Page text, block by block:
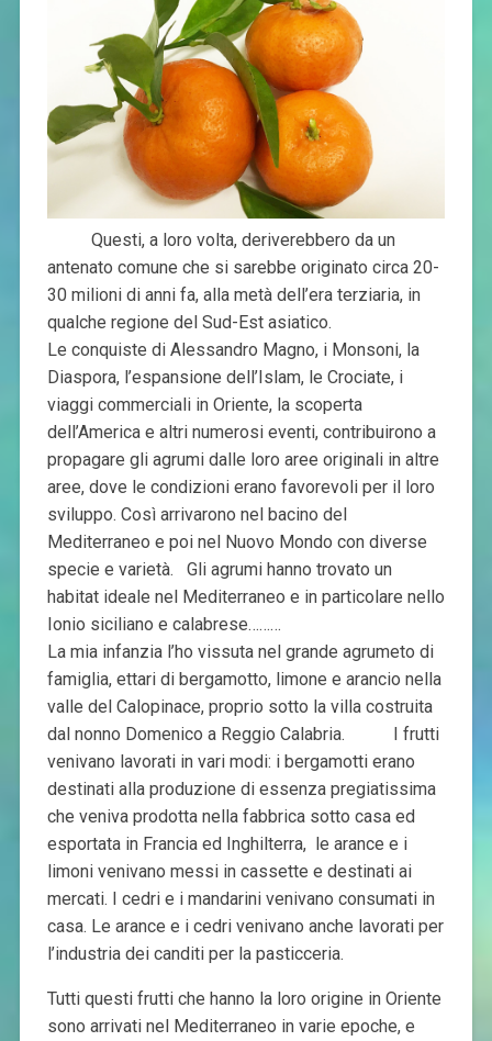
Questi, a loro volta, deriverebbero da un
antenato comune che si sarebbe originato circa 20-
30 milioni di anni fa, alla metà dell’era terziaria, in
qualche regione del Sud-Est asiatico.
Le conquiste di Alessandro Magno, i Monsoni, la
Diaspora, l’espansione dell’Islam, le Crociate, i
viaggi commerciali in Oriente, la scoperta
dell’America e altri numerosi eventi, contribuirono a
propagare gli agrumi dalle loro aree originali in altre
aree, dove le condizioni erano favorevoli per il loro
sviluppo. Così arrivarono nel bacino del
Mediterraneo e poi nel Nuovo Mondo con diverse
specie e varietà. Gli agrumi hanno trovato un
habitat ideale nel Mediterraneo e in particolare nello
Ionio siciliano e calabrese………
La mia infanzia l’ho vissuta nel grande agrumeto di
famiglia, ettari di bergamotto, limone e arancio nella
valle del Calopinace, proprio sotto la villa costruita
dal nonno Domenico a Reggio Calabria. I frutti
venivano lavorati in vari modi: i bergamotti erano
destinati alla produzione di essenza pregiatissima
che veniva prodotta nella fabbrica sotto casa ed
esportata in Francia ed Inghilterra, le arance e i
limoni venivano messi in cassette e destinati ai
mercati. I cedri e i mandarini venivano consumati in
casa. Le arance e i cedri venivano anche lavorati per
l’industria dei canditi per la pasticceria.
Tutti questi frutti che hanno la loro origine in Oriente
sono arrivati nel Mediterraneo in varie epoche, e